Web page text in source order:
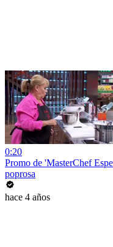
0:20
Promo de 'MasterChef
poprosa
hace 4 años